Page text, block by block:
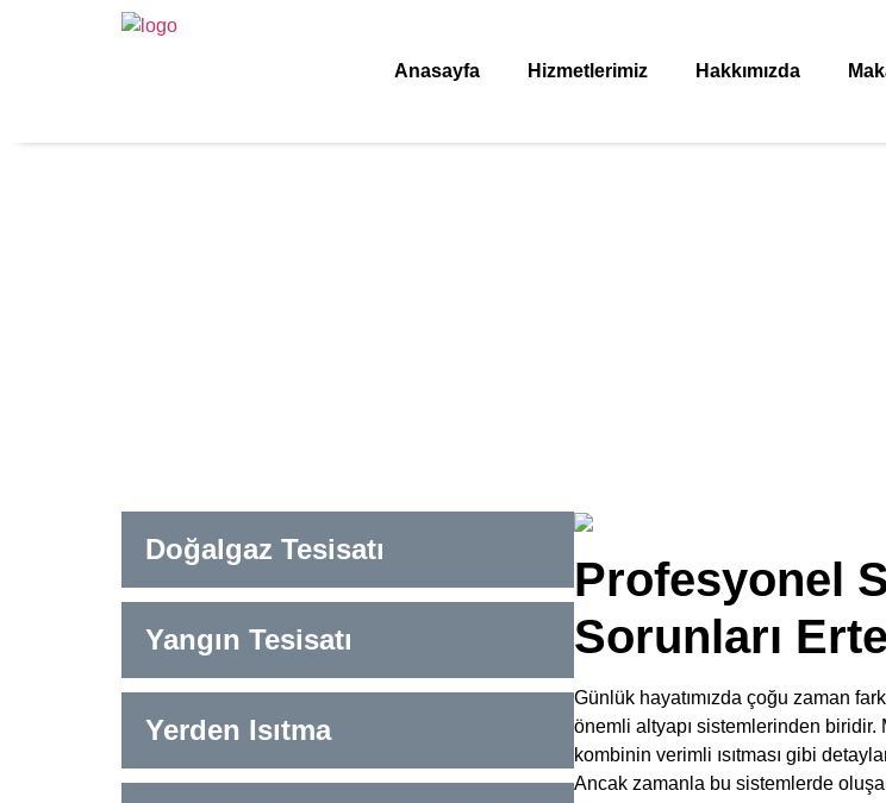
Anasayfa Hizmetlerimiz Hakkımızda
Doğalgaz Tesisatı
Yangın Tesisatı
Yerden Isıtma
Profesyonel
Sorunları
Günlük hayatımızda çoğu zaman
önemli altyapı sistemlerinden biridir.
kombinin verimli ısıtması gibi
Ancak zamanla bu sistemlerde